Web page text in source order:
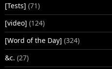
[Tests] (71)
[video] (124)
[Word of the Day] (324)
&c. (27)